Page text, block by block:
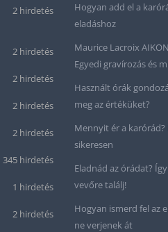
2 hirdetés
2 hirdetés
2 hirdetés
2 hirdetés
2 hirdetés
345 hirdetés
1 hirdetés
2 hirdetés
Hogyan add el a
eladáshoz
Maurice Lacroix
Egyedi gravírozás és
Használt órák
meg az értéküket?
Mennyit ér a karórád?
sikeresen
Eladnád az órádat?
vevőre találj!
Hogyan ismerd fel az
ne verjenek át